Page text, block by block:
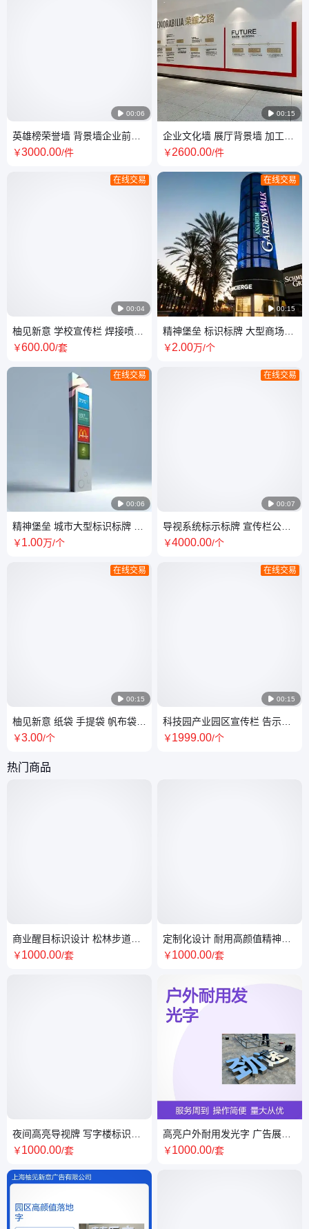
 00:06
英雄榜荣誉墙 背景墙企业前台
形象墙设计 制作安装展览展厅
￥3000.00/件
 00:04
在线交易
柚见新意 学校宣传栏 焊接喷漆
工艺 阅报栏 玻璃视窗 抗风防雨
￥600.00/套
 00:06
在线交易
精神堡垒 城市大型标识标牌 导
视牌 不锈钢造型 地产商业单体
￥1.00万/个
 00:15
在线交易
柚见新意 纸袋 手提袋 帆布袋
环保袋 印刷厂直接免费设计 批
￥3.00/个
 00:15
企业文化墙 展厅背景墙 加工制
作安装 员工风采宣传墙 发展历
￥2600.00/件
 00:15
在线交易
精神堡垒 标识标牌 大型商场导
视牌 园林景观商业园区酒店 房
￥2.00万/个
 00:07
在线交易
导视系统标示标牌 宣传栏公告
栏指引牌 导向商场小区公园科
￥4000.00/个
 00:15
在线交易
科技园产业园区宣传栏 告示牌
标识标牌 导视系统
￥1999.00/个
热门商品
商业醒目标识设计 松林步道科
技园导视牌 观景台卫生间停车
￥1000.00/套
夜间高亮导视牌 写字楼标识安
装便捷 指示清晰观景台专用
￥1000.00/套
定制化设计 耐用高颜值精神堡
垒 景区标识视觉大气显档次
￥1000.00/套
高亮户外耐用发光字 广告展示
夜间醒目 辨识度高效果出众
￥1000.00/套